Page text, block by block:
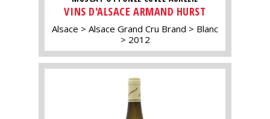
VINS D'ALSACE ARMAND HURST
Alsace Alsace Grand Cru Brand
Blanc
2012